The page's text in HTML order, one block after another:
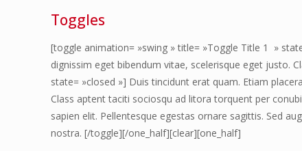
Toggles
[toggle animation= »swing » title= »Toggle Title 1 »
dignissim eget bibendum vitae, scelerisque eget justo.
state= »closed »] Duis tincidunt erat quam. Etiam
Class aptent taciti sociosqu ad litora torquent per
sapien elit. Pellentesque egestas ornare sagittis. Sed
nostra. [/toggle][/one_half][clear][one_half]